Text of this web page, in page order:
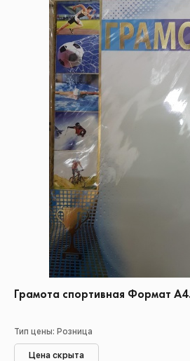
Грамота спортивная Формат
Тип цены: Розница
Цена скрыта